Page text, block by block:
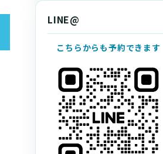
LINE@
こちらからも予約できます